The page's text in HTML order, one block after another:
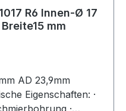
R6 Innen-Ø 17
mm
AD 23,9mm
Eigenschaften: ·
·